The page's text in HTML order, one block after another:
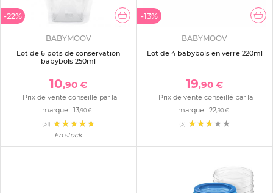
-22%
BABYMOOV
Lot de 6 pots de conservation
babybols 250ml
10,90 €
Prix de vente conseillé par la
marque :13,90 €
(31)
En stock
-13%
BABYMOOV
Lot de 4 babybols en verre 220ml
19,90 €
Prix de vente conseillé par la
marque : 22,90 €
(3)